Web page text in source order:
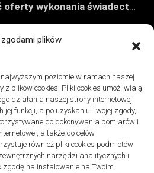
plików
poziomie w ramach naszej
z plików cookies. Pliki cookies umożliwiają
działania naszej strony internetowej
funkcji, a po uzyskaniu Twojej zgody,
do dokonywania pomiarów i
a także do celów
również pliki cookies podmiotów
narzędzi analitycznych i
na instalowanie na Twoim
Jak porównać oferty wykonania świadectwa energetycznego bez wpadek
Znaczenie detali montażowych w codziennej pracy technicznej
Podłogi winylowe – jakie mają zalety w porównaniu z drewnianymi